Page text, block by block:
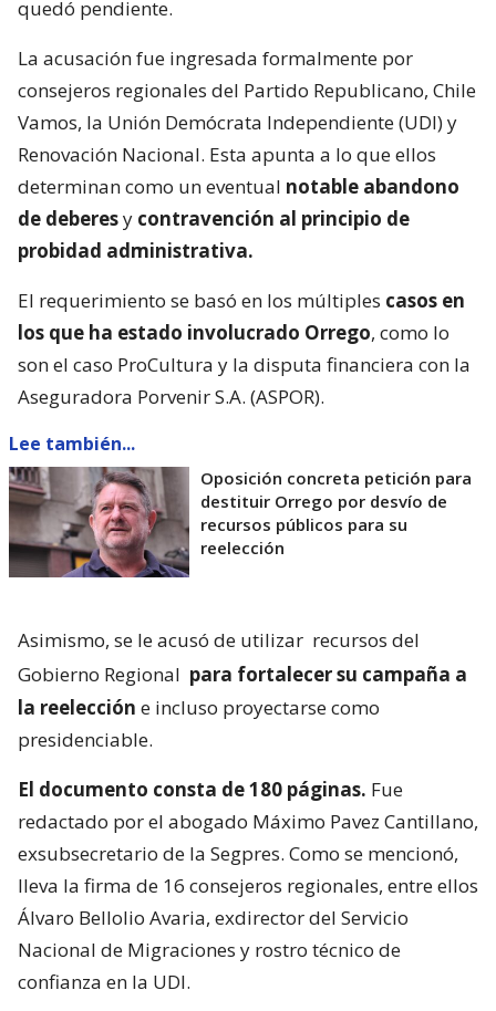
quedó pendiente.
La acusación fue ingresada formalmente por
consejeros regionales del Partido Republicano, Chile
Vamos, la Unión Demócrata Independiente (UDI) y
Renovación Nacional. Esta apunta a lo que ellos
determinan como un eventual notable abandono
de deberesy contravención al principio de
probidad administrativa.
El requerimiento se basó en los múltiples casos en
los que ha estado involucrado Orrego, como lo
son el caso ProCultura y la disputa financiera con la
Aseguradora Porvenir S.A. (ASPOR).
Lee también...
Oposición concreta petición para
destituir Orrego por desvío de
recursos públicos para su
reelección
Asimismo, se le acusó de utilizar recursos del
Gobierno Regional para fortalecer su campaña a
la reelección e incluso proyectarse como
presidenciable.
El documento consta de 180 páginas. Fue
redactado por el abogado Máximo Pavez Cantillano,
exsubsecretario de la Segpres. Como se mencionó,
lleva la firma de 16 consejeros regionales, entre ellos
Álvaro Bellolio Avaria, exdirector del Servicio
Nacional de Migraciones y rostro técnico de
confianza en la UDI.